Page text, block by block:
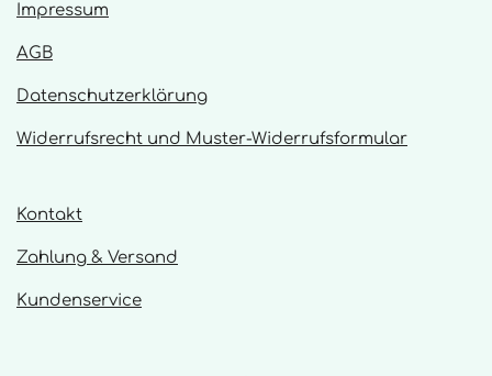
Impressum
AGB
Datenschutzerklärung
Widerrufsrecht und Muster-Widerrufsformular
Kontakt
Zahlung & Versand
Kundenservice